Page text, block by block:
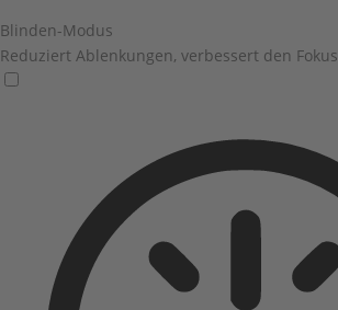
Blinden-Modus
Reduziert Ablenkungen, verbessert den Fokus